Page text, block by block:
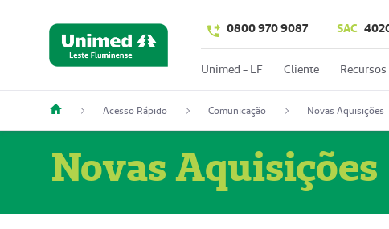
0800 970 9087 SAC
Unimed - LF Cliente
Acesso Rápido Comunicação Novas Aquisições
Novas Aquisições